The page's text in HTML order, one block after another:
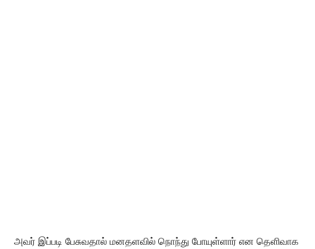
அவர் இப்படி பேசுவதால் மனதளவில் நொந்து போயுள்ளார் என தெளிவாக